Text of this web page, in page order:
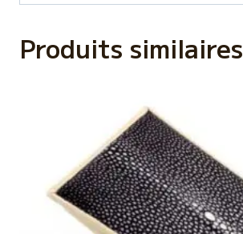
Produits similaires